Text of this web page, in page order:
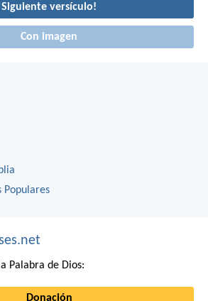
Siguiente versículo!
Con imagen
Populares
Palabra de Dios:
Donación